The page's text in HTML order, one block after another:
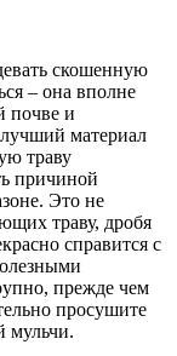
скошенную
– она вполне
почве и
материал
траву
причиной
Это не
траву, дробя
справится с
прежде чем
просушите
мульчи.